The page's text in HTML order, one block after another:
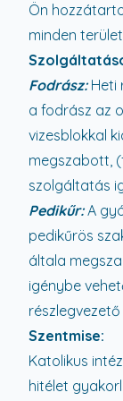
Ön
minden
Fodrász:Heti
a fodrász az
vizesblokkal
megszabott,
szolgáltatás
Pedikűr:A
pedikűrös
általa
igénybe
Szentmise:
Katolikus
hitélet